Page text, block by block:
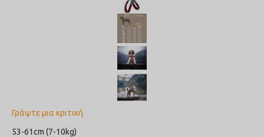
Γράψτε μια κριτική
53-61cm (7-10kg)